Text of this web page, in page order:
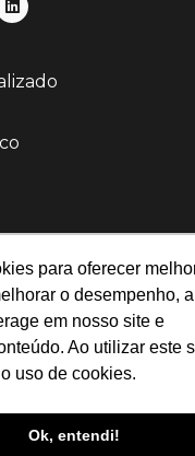
para oferecer
o desempenho,
em nosso site e
Ao utilizar este
uso de cookies.
Ok, entendi!